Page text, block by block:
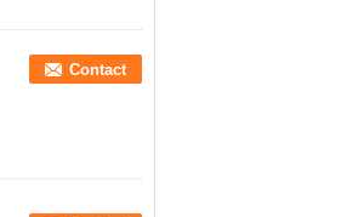
Contact